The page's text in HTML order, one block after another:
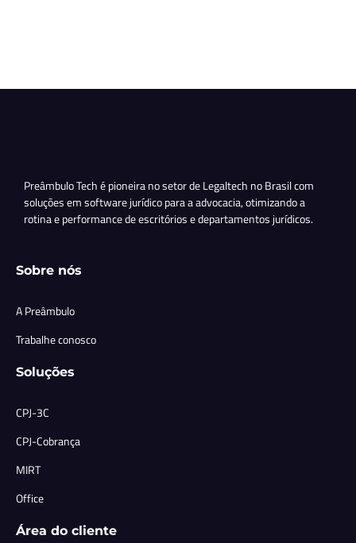
Preâmbulo Tech é pioneira no setor de Legaltech no Brasil com
soluções em software jurídico para a advocacia, otimizando a
rotina e performance de escritórios e departamentos jurídicos.
Sobre nós
A Preâmbulo
Trabalhe conosco
Soluções
CPJ-3C
CPJ-Cobrança
MIRT
Office
Área do cliente